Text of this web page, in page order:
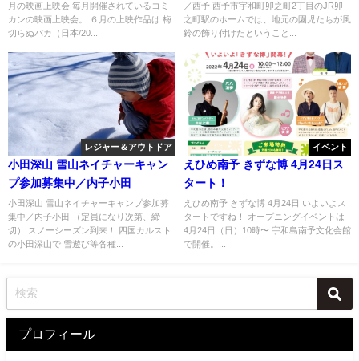
月の映画上映会 毎月開催されているコミ
カンの映画上映会。 ６月の上映作品は 梅
切らぬバカ（日本/20...
／西予 西予市宇和町卯之町2丁目のJR卯
之町駅のホームでは、地元の園児たちが風
鈴の飾り付けたということ...
レジャー＆アウトドア
小田深山 雪山ネイチャーキャン
プ参加募集中／内子小田
小田深山 雪山ネイチャーキャンプ参加募
集中／内子小田 （定員になり次第、締
切） スノーシーズン到来！ 四国カルスト
の小田深山で 雪遊び等各種...
イベント
えひめ南予 きずな博 4月24日ス
タート！
えひめ南予 きずな博 4月24日 いよいよス
タートですね！ オープニングイベントは
4月24日（日）10時〜 宇和島南予文化会館
で開催。...
プロフィール